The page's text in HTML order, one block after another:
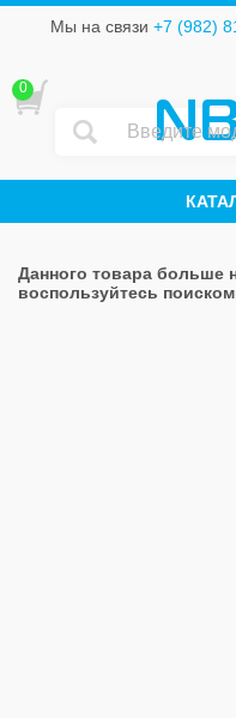
Мы на связи +7 (982)
0
Данного товара больше
воспользуйтесь